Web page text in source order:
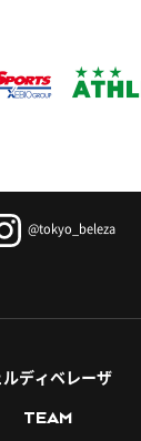
@tokyo_beleza
ディベレーザ
TEAM